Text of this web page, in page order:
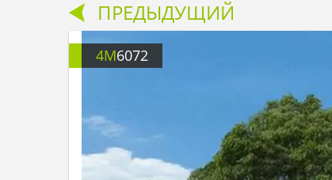
ПРЕДЫДУЩИЙ
4M6072